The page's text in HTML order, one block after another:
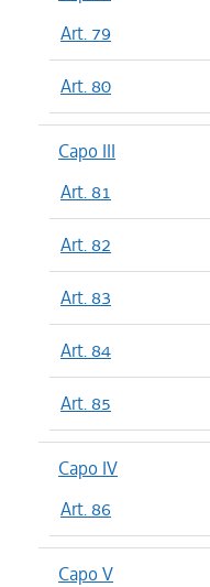
Art. 79
Art. 80
Capo III
Art. 81
Art. 82
Art. 83
Art. 84
Art. 85
Capo IV
Art. 86
Capo V